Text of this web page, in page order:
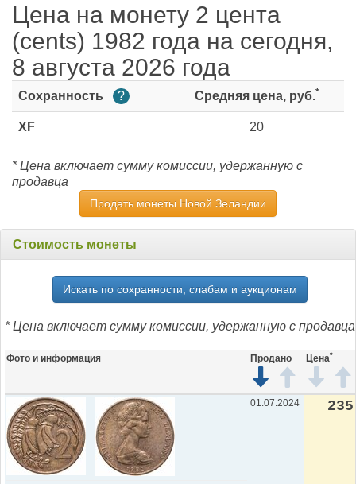
Цена на монету 2 цента
(cents) 1982 года на сегодня,
8 августа 2026 года
Сохранность ? Средняя цена, руб.*
XF 20
* Цена включает сумму комиссии, удержанную с
продавца
Продать монеты Новой Зеландии
Стоимость монеты
Искать по сохранности, слабам и аукционам
* Цена включает сумму комиссии, удержанную с продавца
Фото и информация Продано Цена*
01.07.2024 235